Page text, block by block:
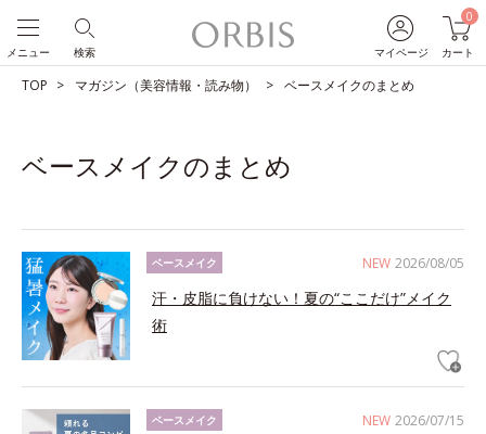
マイページ
0
カート
検索
メニュー
TOP マガジン（美容情報・読み物） ベースメイクのまとめ
ベースメイクのまとめ
NEW 2026/08/05
ベースメイク
汗・皮脂に負けない！夏の“ここだけ”メイク
術
NEW 2026/07/15
ベースメイク